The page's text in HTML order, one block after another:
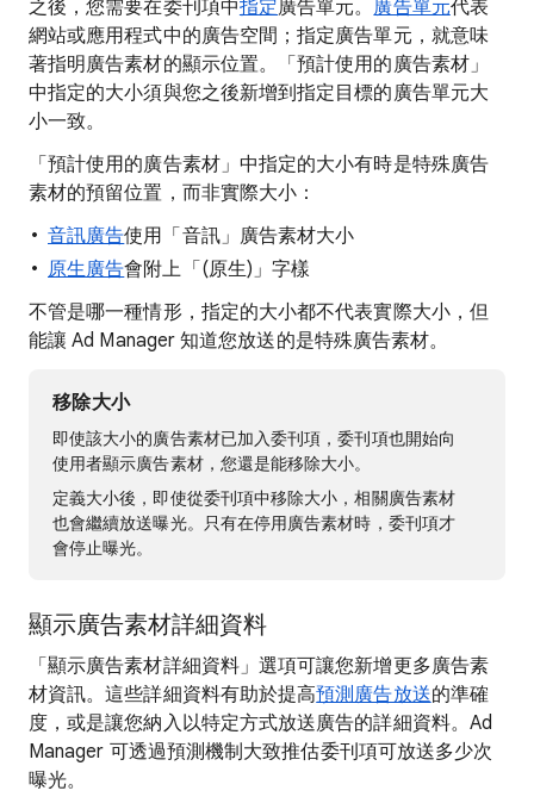
之後，您需要在委刊項中指定廣告單元。 廣告單元代表
網站或應用程式中的廣告空間；指定廣告單元，就意味
著指明廣告素材的顯示位置。「預計使用的廣告素材」
中指定的大小須與您之後新增到指定目標的廣告單元大
小一致。
「預計使用的廣告素材」中指定的大小有時是特殊廣告
素材的預留位置，而非實際大小：
音訊廣告使用「音訊」廣告素材大小
原生廣告會附上「(原生)」字樣
不管是哪一種情形，指定的大小都不代表實際大小，但
能讓 Ad Manager 知道您放送的是特殊廣告素材。
移除大小
即使該大小的廣告素材已加入委刊項，委刊項也開始向
使用者顯示廣告素材，您還是能移除大小。
定義大小後，即使從委刊項中移除大小，相關廣告素材
也會繼續放送曝光。只有在停用廣告素材時，委刊項才
會停止曝光。
顯示廣告素材詳細資料
「顯示廣告素材詳細資料」選項可讓您新增更多廣告素
材資訊。這些詳細資料有助於提高預測廣告放送的準確
度，或是讓您納入以特定方式放送廣告的詳細資料。Ad
Manager 可透過預測機制大致推估委刊項可放送多少次
曝光。